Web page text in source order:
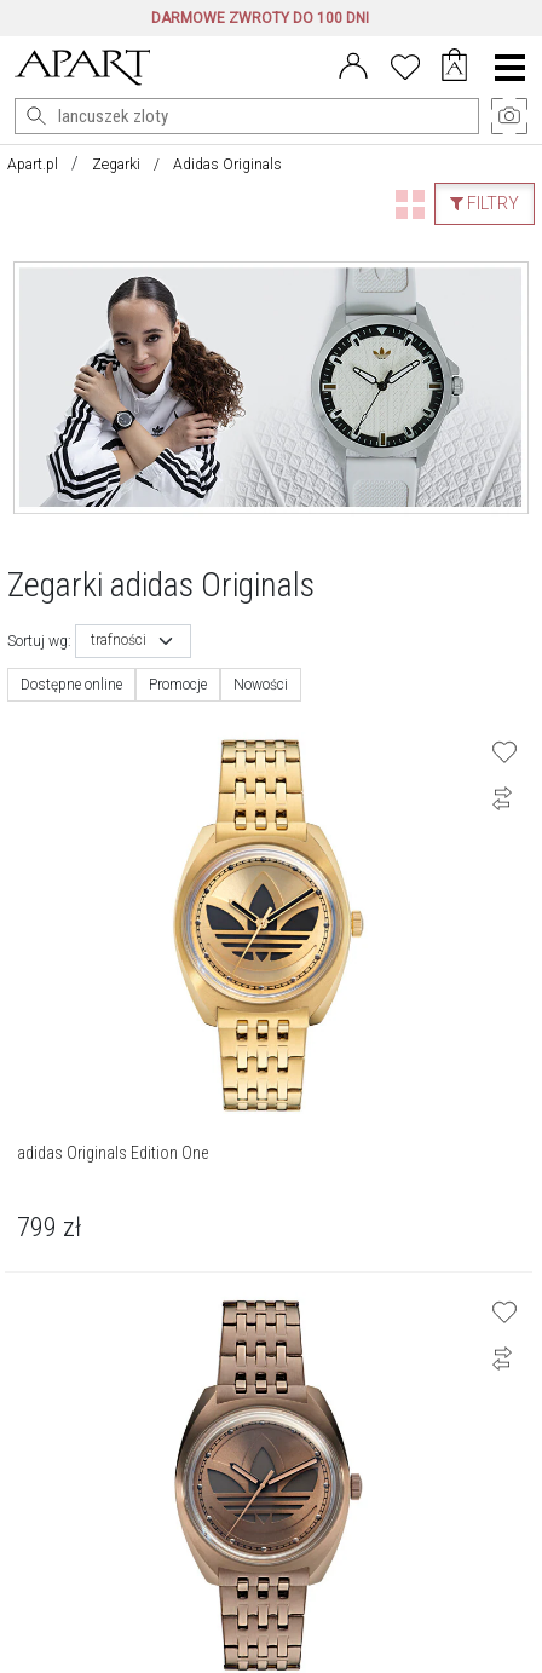
DARMOWE ZWROTY DO 100 DNI
Menu
główne
Apart.pl Zegarki Adidas Originals
FILTRY
Zegarki adidas Originals
Sortuj wg: trafności
Dostępne online Promocje Nowości
adidas Originals Edition One
799 zł